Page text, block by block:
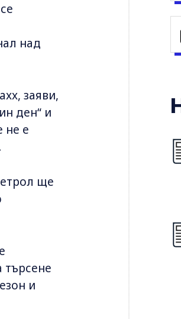
над
заяви,
ден“ и
не е
ще
търсене
и